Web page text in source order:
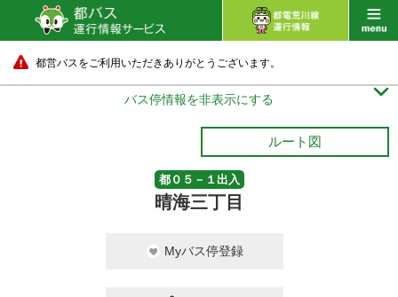
都営バスをご利用いただきありがとうございます。
バス停情報を非表示にする 
ルート図
都０５－１出入
晴海三丁目
Myバス停登録